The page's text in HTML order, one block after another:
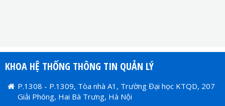
KHOA HỆ THỐNG THÔNG TIN QUẢN LÝ
P.1308 - P.1309, Tòa nhà A1, Trường Đại học KTQD, 207
Giải Phóng, Hai Bà Trưng, Hà Nội